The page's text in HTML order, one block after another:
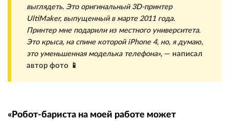
выглядеть. Это оригинальный 3D-принтер
UltiMaker, выпущенный в марте 2011 года.
Принтер мне подарили из местного университета.
Это крыса, на спине которой iPhone 4, но, я думаю,
это уменьшенная моделька телефона», — написал
автор фото 📱
«Робот-бариста на моей работе может